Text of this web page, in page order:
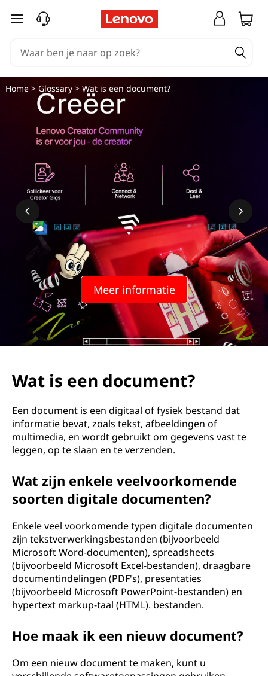
Ga naar de hoofdinhoud
Meer informatie
Home> Glossary> Wat is een document?
Wat is een document?
Een document is een digitaal of fysiek bestand dat
informatie bevat, zoals tekst, afbeeldingen of
multimedia, en wordt gebruikt om gegevens vast te
leggen, op te slaan en te verzenden.
Wat zijn enkele veelvoorkomende
soorten digitale documenten?
Enkele veel voorkomende typen digitale documenten
zijn tekstverwerkingsbestanden (bijvoorbeeld
Microsoft Word-documenten), spreadsheets
(bijvoorbeeld Microsoft Excel-bestanden), draagbare
documentindelingen (PDF's), presentaties
(bijvoorbeeld Microsoft PowerPoint-bestanden) en
hypertext markup-taal (HTML). bestanden.
Hoe maak ik een nieuw document?
Om een nieuw document te maken, kunt u